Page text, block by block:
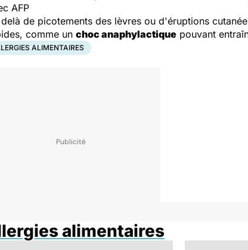
AFP
de picotements des lèvres ou d'éruptions
comme un choc anaphylactique pouvant
ALIMENTAIRES
alimentaires